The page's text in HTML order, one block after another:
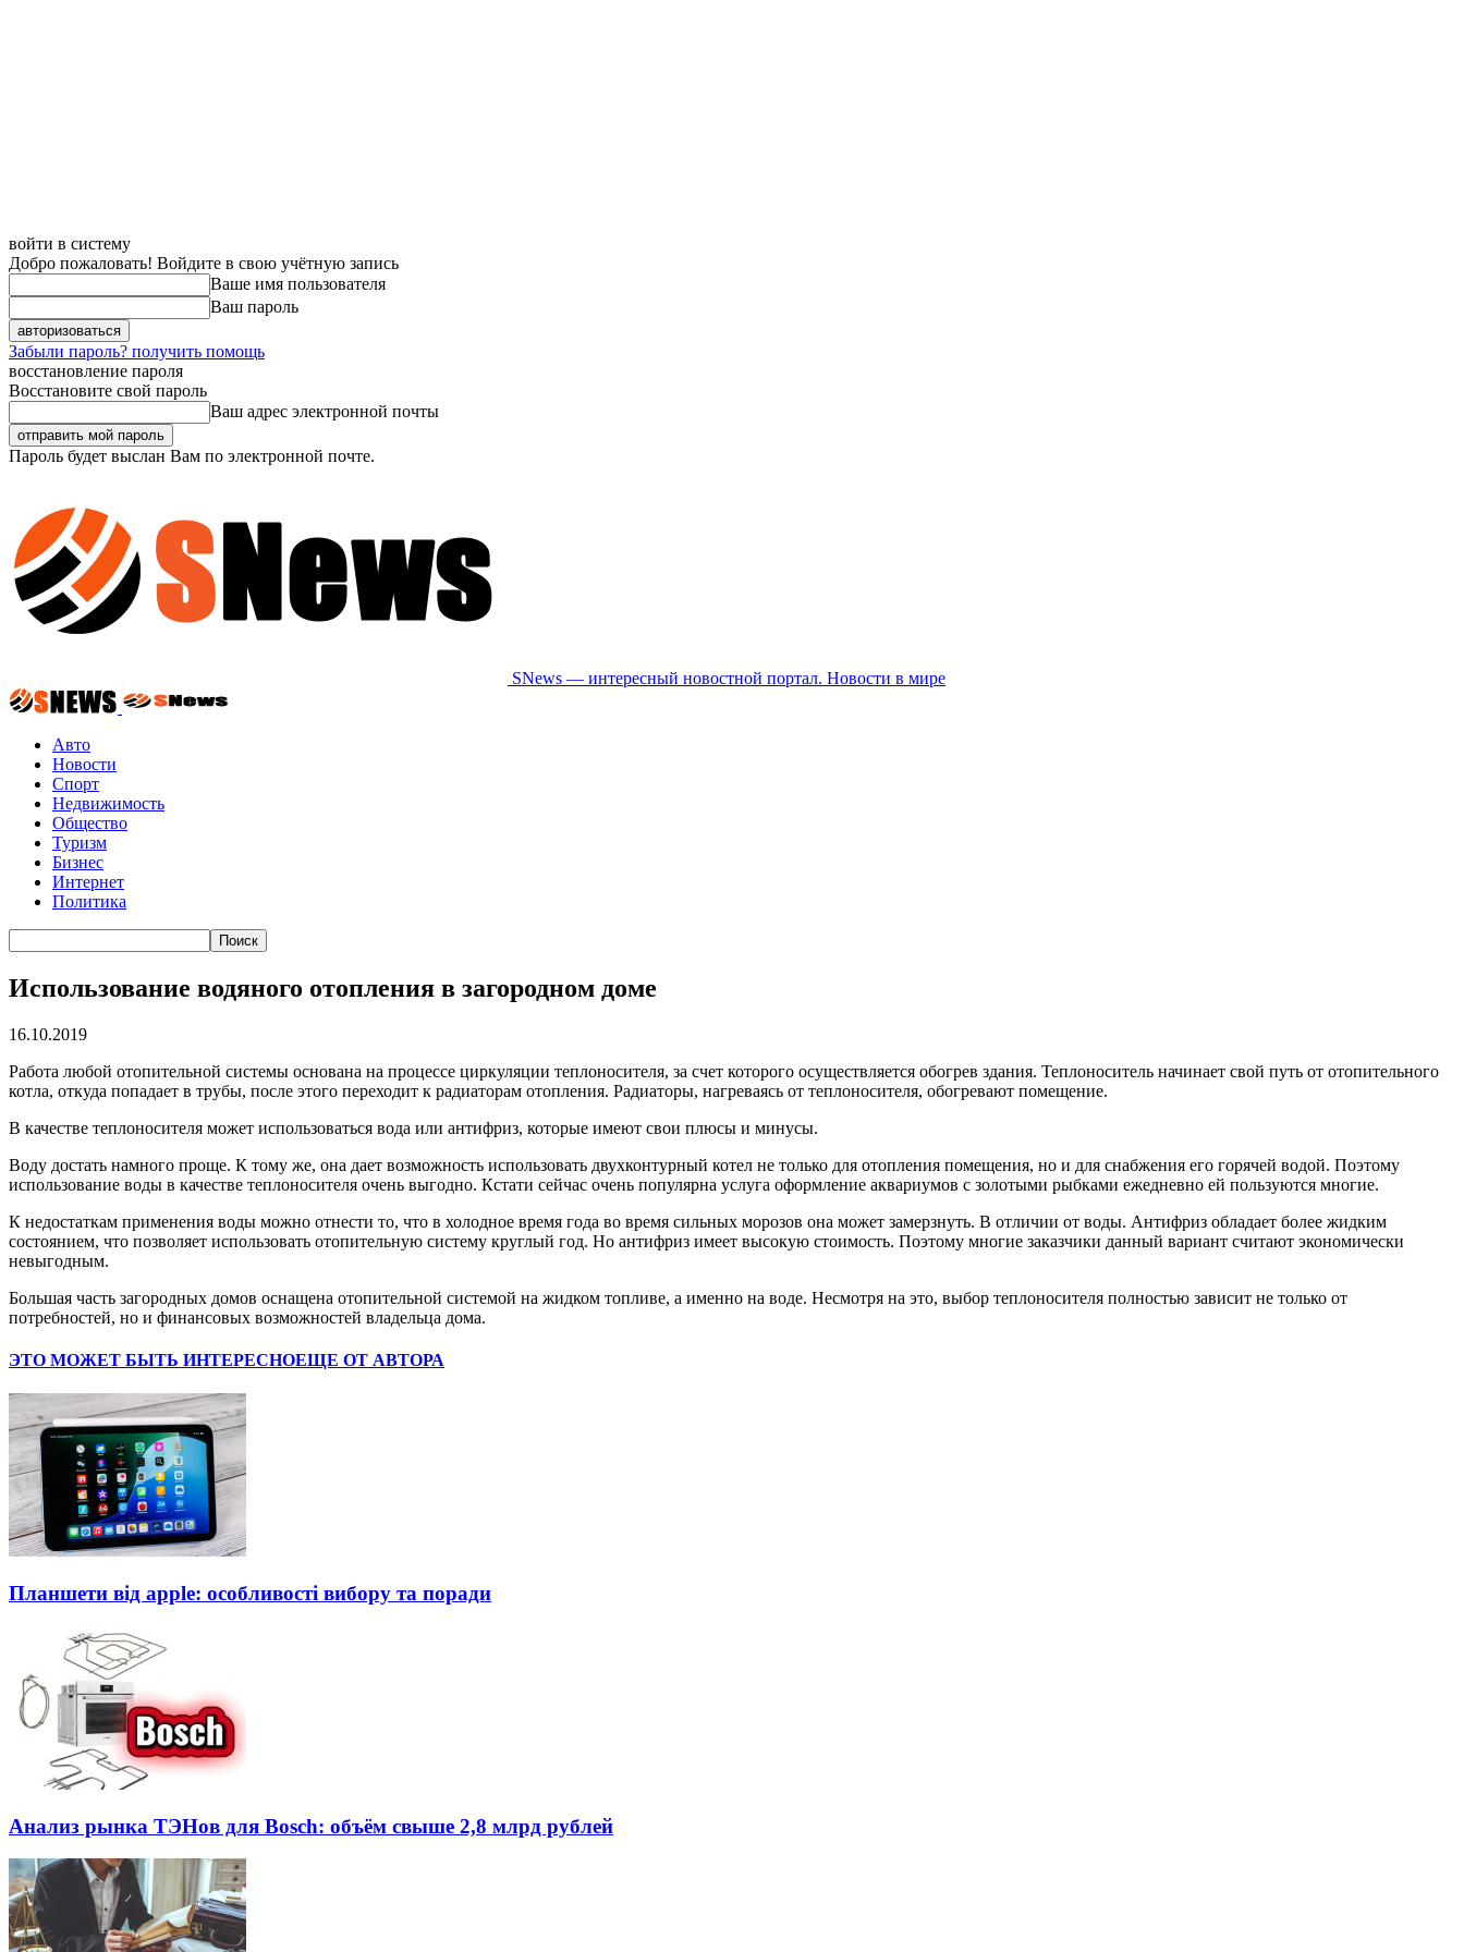
войти в систему
Добро пожаловать! Войдите в свою учётную запись
Ваше имя пользователя
Ваш пароль
Забыли пароль? получить помощь
восстановление пароля
Восстановите свой пароль
Ваш адрес электронной почты
Пароль будет выслан Вам по электронной почте.
SNews — интересный новостной портал. Новости в мире
Авто
Новости
Спорт
Недвижимость
Общество
Туризм
Бизнес
Интернет
Политика
Использование водяного отопления в загородном доме
16.10.2019
Работа любой отопительной системы основана на процессе циркуляции теплоносителя, за счет которого осуществляется обогрев здания. Теплоноситель начинает свой путь от отопительного
котла, откуда попадает в трубы, после этого переходит к радиаторам отопления. Радиаторы, нагреваясь от теплоносителя, обогревают помещение.
В качестве теплоносителя может использоваться вода или антифриз, которые имеют свои плюсы и минусы.
Воду достать намного проще. К тому же, она дает возможность использовать двухконтурный котел не только для отопления помещения, но и для снабжения его горячей водой. Поэтому
использование воды в качестве теплоносителя очень выгодно. Кстати сейчас очень популярна услуга оформление аквариумов с золотыми рыбками ежедневно ей пользуются многие.
К недостаткам применения воды можно отнести то, что в холодное время года во время сильных морозов она может замерзнуть. В отличии от воды. Антифриз обладает более жидким
состоянием, что позволяет использовать отопительную систему круглый год. Но антифриз имеет высокую стоимость. Поэтому многие заказчики данный вариант считают экономически
невыгодным.
Большая часть загородных домов оснащена отопительной системой на жидком топливе, а именно на воде. Несмотря на это, выбор теплоносителя полностью зависит не только от
потребностей, но и финансовых возможностей владельца дома.
ЭТО МОЖЕТ БЫТЬ ИНТЕРЕСНОЕЩЕ ОТ АВТОРА
Планшети від apple: особливості вибору та поради
Анализ рынка ТЭНов для Bosch: объём свыше 2,8 млрд рублей